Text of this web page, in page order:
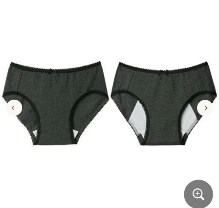
キッチン・雑貨・日用品
家具・収納
寝具・ベッド
カーテン・ラグ・ファブリック
美容・健康通販すべて
美容・健康・サプリメント
制服・スクール
制服・スクールすべて
制服・学生服
大きいサイズ
大きいサイズ通販すべて
バーゲン
詳細検索
寝具・ベッド
カーテン・ラグ・ファブリック
美容・健康・サプリメント
制服・スクールすべて
制服・学生服
ジュニア・ティーンズ下着
大きいサイズ
大きいサイズ通販すべて
大きいサイズ レディース服
大きいサイズ レディース下着
バーゲン
バーゲンセール
シークレットセール
詳細検索
商品カテゴリ一覧